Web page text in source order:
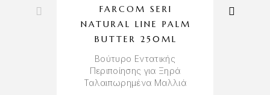
FARCOM SERI
NATURAL LINE PALM
BUTTER 250ML
Βούτυρο Εντατικής
Περιποίησης για Ξηρά
Ταλαιπωρημένα Μαλλιά